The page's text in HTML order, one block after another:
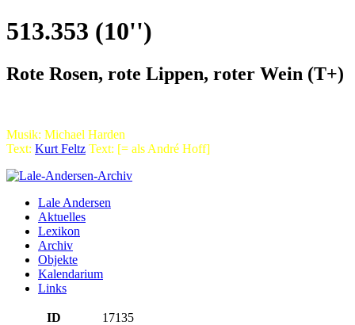
513.353 (10'')
Rote Rosen, rote Lippen, roter Wein (T+)
Musik: Michael Harden
Text: Kurt Feltz Text: [= als André Hoff]
Lale Andersen
Aktuelles
Lexikon
Archiv
Objekte
Kalendarium
Links
ID
17135